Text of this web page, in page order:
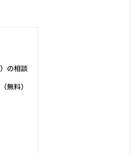
の相談
無料）